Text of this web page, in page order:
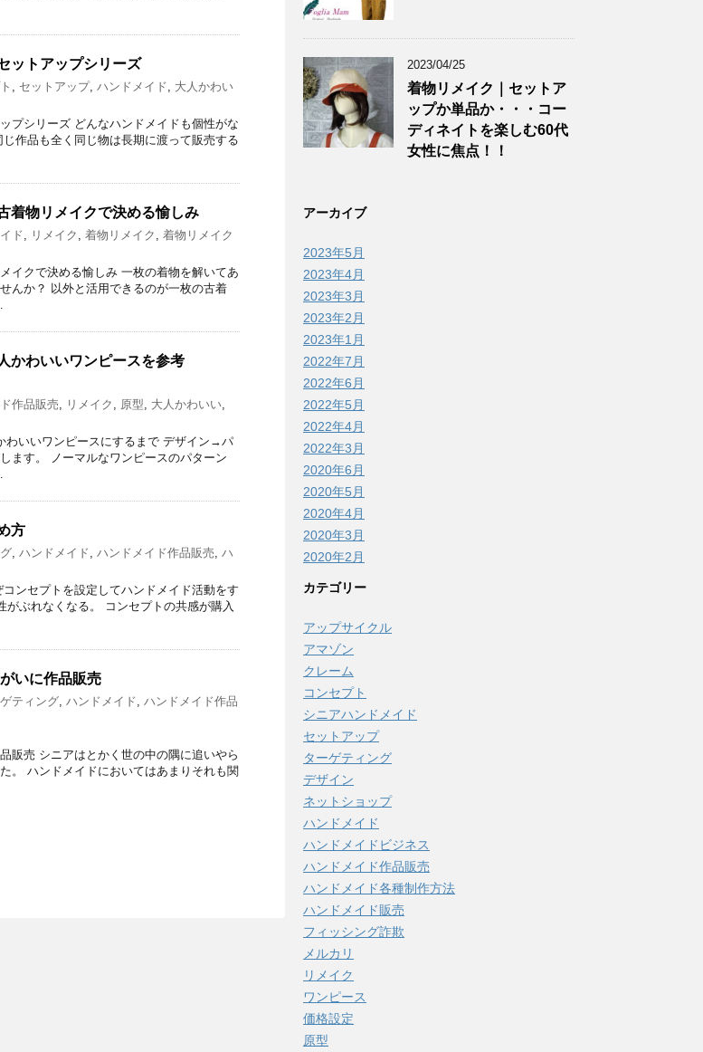
ットアップシリーズ
, セットアップ, ハンドメイド, 大人かわい
プシリーズ どんなハンドメイドも個性がな
作品も全く同じ物は長期に渡って販売する
着物リメイクで決める愉しみ
ド, リメイク , 着物リメイク , 着物リメイク
イクで決める愉しみ 一枚の着物を解いてあ
んか？ 以外と活用できるのが一枚の古着
かわいいワンピースを参考
作品販売, リメイク , 原型, 大人かわいい,
わいいワンピースにするまで デザイン→パ
ます。 ノーマルなワンピースのパターン
方
, ハンドメイド, ハンドメイド作品販売, ハ
ンセプトを設定してハンドメイド活動をす
ぶれなくなる。 コンセプトの共感が購入
いに作品販売
ティング, ハンドメイド, ハンドメイド作品
販売 シニアはとかく世の中の隅に追いやら
。 ハンドメイドにおいてはあまりそれも関
2023/04/25
着物リメイク｜セットア
ップか単品か・・・コー
ディネイトを楽しむ60代
女性に焦点！！
アーカイブ
2023年5月
2023年4月
2023年3月
2023年2月
2023年1月
2022年7月
2022年6月
2022年5月
2022年4月
2022年3月
2020年6月
2020年5月
2020年4月
2020年3月
2020年2月
カテゴリー
アップサイクル
アマゾン
クレーム
コンセプト
シニアハンドメイド
セットアップ
ターゲティング
デザイン
ネットショップ
ハンドメイド
ハンドメイドビジネス
ハンドメイド作品販売
ハンドメイド各種制作方法
ハンドメイド販売
フィッシング詐欺
メルカリ
リメイク
ワンピース
価格設定
原型